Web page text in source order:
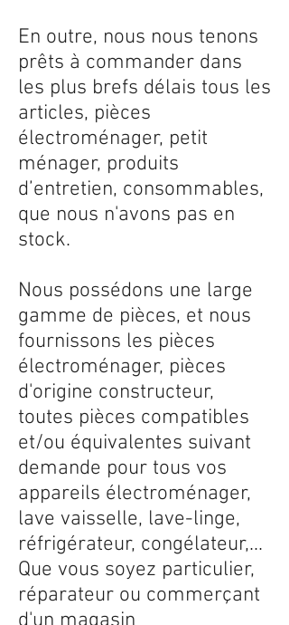
En outre, nous nous tenons
prêts à commander dans
les plus brefs délais tous les
articles, pièces
électroménager, petit
ménager, produits
d’entretien, consommables,
que nous n'avons pas en
stock.
Nous possédons une large
gamme de pièces, et nous
fournissons les pièces
électroménager, pièces
d'origine constructeur,
toutes pièces compatibles
et/ou équivalentes suivant
demande pour tous vos
appareils électroménager,
lave vaisselle, lave-linge,
réfrigérateur, congélateur,...
Que vous soyez particulier,
réparateur ou commerçant